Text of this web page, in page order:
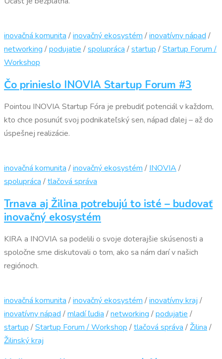
inovačná komunita /inovačný ekosystém /inovatívny nápad /
networking /podujatie /spolupráca /startup /Startup Forum /
Workshop
Čo prinieslo INOVIA Startup Forum #3
Pointou INOVIA Startup Fóra je prebudiť potenciál v každom,
kto chce posunúť svoj podnikateľský sen, nápad ďalej – až do
úspešnej realizácie.
inovačná komunita /inovačný ekosystém / INOVIA /
spolupráca /tlačová správa
Trnava aj Žilina potrebujú to isté – budovať
inovačný ekosystém
KIRA a INOVIA sa podelili o svoje doterajšie skúsenosti a
spoločne sme diskutovali o tom, ako sa nám darí v našich
regiónoch.
inovačná komunita /inovačný ekosystém /inovatívny kraj /
inovatívny nápad /mladí ľudia /networking /podujatie /
startup /Startup Forum / Workshop /tlačová správa /Žilina /
Žilinský kraj